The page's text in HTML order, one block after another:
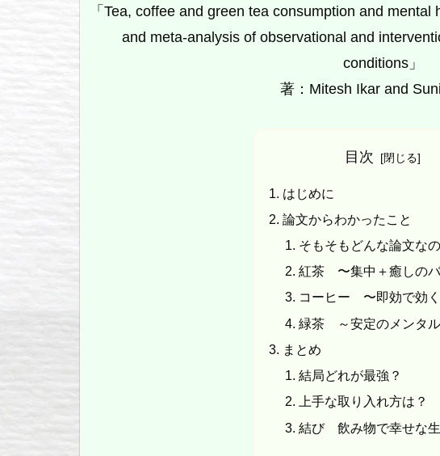
「Tea, coffee and green tea consumption and
and meta-analysis of observational and
conditions」
著：Mitesh Ikar and
目次
はじめに
論文からわかったこと
そもそもどんな論文な
紅茶 〜集中＋癒しの
コーヒー 〜即効で効
緑茶 ～安定のメンタル
まとめ
結局どれが最強？
上手な取り入れ方は？
結び 飲み物で幸せな